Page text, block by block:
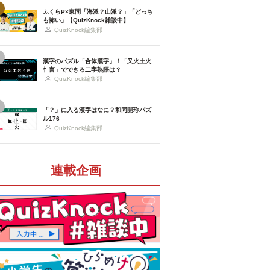
ふくらP×東問「海派？山派？」「どっち
も怖い」【QuizKnock雑談中】
QuizKnock編集部
漢字のパズル「合体漢字」！「又火土火
忄言」でできる二字熟語は？
QuizKnock編集部
「？」に入る漢字はなに？和同開珎パズ
ル176
QuizKnock編集部
連載企画